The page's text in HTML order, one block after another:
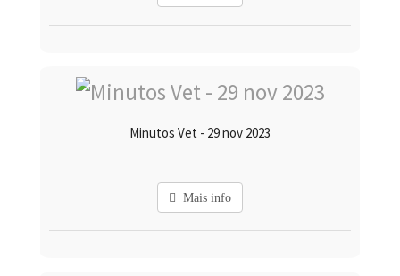
Minutos Vet - 29 nov 2023
Mais info